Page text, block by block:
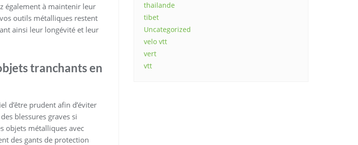
également à maintenir leur
outils métalliques restent
ainsi leur longévité et leur
tranchants en
d’être prudent afin d’éviter
blessures graves si
objets métalliques avec
des gants de protection
thailande
tibet
Uncategorized
velo vtt
vert
vtt